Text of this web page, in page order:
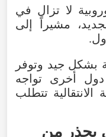
لا تزال في
، مشيراً
إلى
.
بشكل جيد وتوفر
دول أخرى
تواجه
الانتقالية تتطلب
يحذر من